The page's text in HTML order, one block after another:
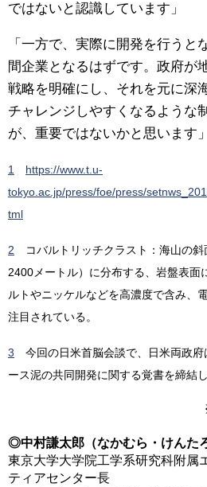
ではないと認識しています」
「一方で、実際に開発を行うと
間企業となるはずです。政府が
戦略を明確にし、それを元に深
チャレンジしやすくなるような
が、重要ではないかと思います」
1
https://www.t.u-
tokyo.ac.jp/press/foe/press/
tml
2 コバルトリッチクラスト：海山の斜
2400メートル）に分布する、岩盤表面
ルトやニッケルなどを高濃度で含み、
注目されている。
3 今回の日米首脳会談で、日米両政府
ース泥の共同開発に関する覚書を締結し
◎中村謙太郎（なかむら・けんた
東京大学大学院工学系研究科附属
ティアセンター長